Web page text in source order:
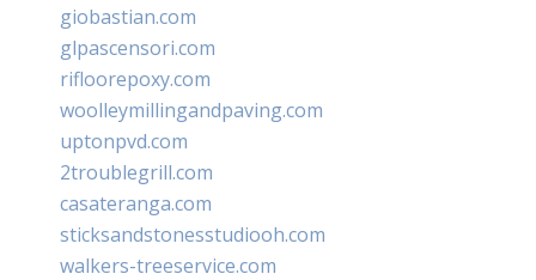
giobastian.com
glpascensori.com
rifloorepoxy.com
woolleymillingandpaving.com
uptonpvd.com
2troublegrill.com
casateranga.com
sticksandstonesstudiooh.com
walkers-treeservice.com